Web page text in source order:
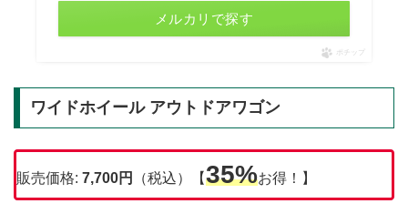
メルカリで探す
ポチップ
ワイドホイール アウトドアワゴン
販売価格: 7,700円 （税込）【35%お得！】